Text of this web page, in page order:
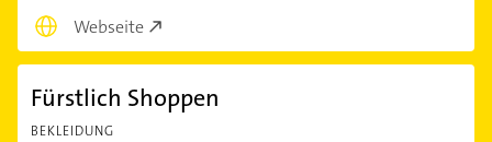
Webseite
Fürstlich Shoppen
BEKLEIDUNG